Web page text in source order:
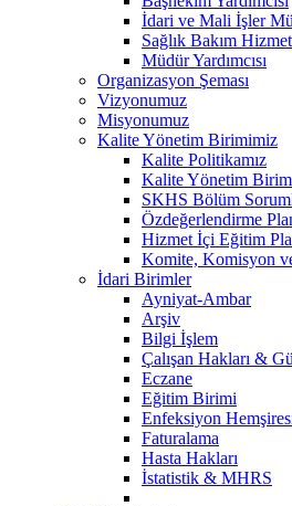
İdari ve Mali İşler
Sağlık Bakım
Müdür Yardımcısı
Organizasyon Şeması
Vizyonumuz
Misyonumuz
Kalite Yönetim Birimimiz
Kalite Politikamız
Kalite Yönetim
SKHS Bölüm
Özdeğerlendirme
Hizmet İçi Eğitim
Komite, Komisyon
İdari Birimler
Ayniyat-Ambar
Arşiv
Bilgi İşlem
Çalışan Hakları &
Eczane
Eğitim Birimi
Enfeksiyon
Faturalama
Hasta Hakları
İstatistik & MHRS